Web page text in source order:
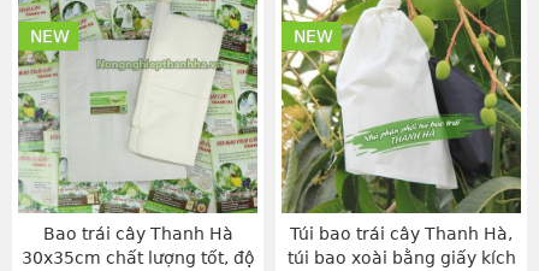
Bao trái cây Thanh Hà
30x35cm chất lượng tốt, độ
NEW
Túi bao trái cây Thanh Hà,
túi bao xoài bằng giấy kích
NEW